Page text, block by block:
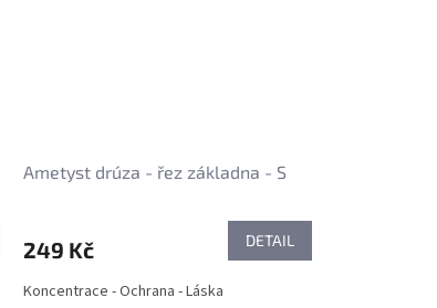
Ametyst drúza - řez základna - S
249 Kč DETAIL
Koncentrace - Ochrana - Láska